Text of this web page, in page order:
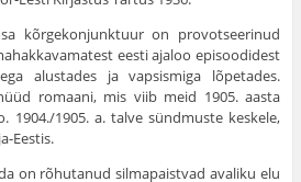
kõrgekonjunktuur on provotseerinud
eesti ajaloo episoodidest
alustades ja vapsismiga lõpetades.
romaani, mis viib meid 1905. aasta
1904./1905. a. talve sündmuste keskele,
Eestis.
on rõhutanud silmapaistvad avaliku elu